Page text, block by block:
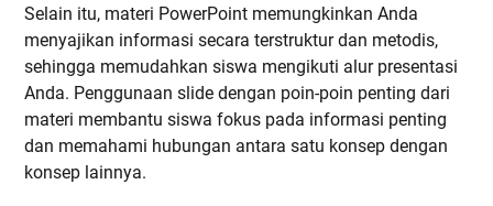
Selain itu, materi PowerPoint memungkinkan Anda
menyajikan informasi secara terstruktur dan metodis,
sehingga memudahkan siswa mengikuti alur presentasi
Anda. Penggunaan slide dengan poin-poin penting dari
materi membantu siswa fokus pada informasi penting
dan memahami hubungan antara satu konsep dengan
konsep lainnya.